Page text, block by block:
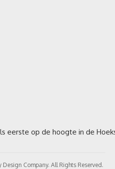
Company. All Rights Reserved.